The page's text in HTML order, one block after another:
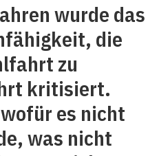
wurde das
die
zu
kritisiert.
es nicht
was nicht